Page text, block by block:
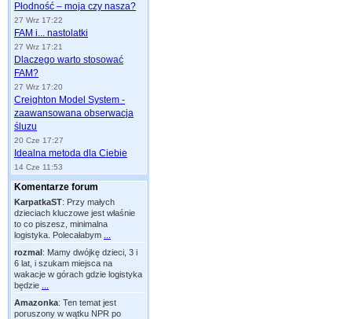
Płodność – moja czy nasza?
27 Wrz 17:22
FAM i... nastolatki
27 Wrz 17:21
Dlaczego warto stosować
FAM?
27 Wrz 17:20
Creighton Model System -
zaawansowana obserwacja
śluzu
20 Cze 17:27
Idealna metoda dla Ciebie
14 Cze 11:53
Komentarze forum
KarpatkaST: Przy małych
dzieciach kluczowe jest właśnie
to co piszesz, minimalna
logistyka. Polecałabym
rozmal: Mamy dwójkę dzieci, 3 i
6 lat, i szukam miejsca na
wakacje w górach gdzie logistyka
będzie
Amazonka: Ten temat jest
poruszony w wątku NPR po